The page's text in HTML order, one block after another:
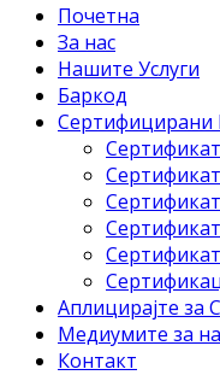
Почетна
За нас
Нашите Услуги
Баркод
Сертифицирани
Аплицирајте за
Медиумите за
Контакт